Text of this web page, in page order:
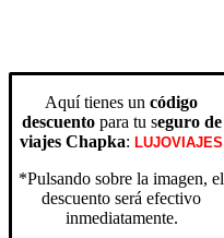
Aquí tienes un código
descuentopara tu seguro de
viajes Chapka: LUJOVIAJES
*Pulsando sobre la imagen, el
descuento será efectivo
inmediatamente.